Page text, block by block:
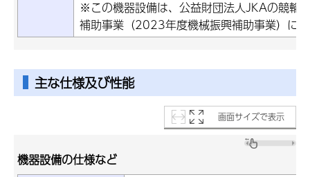
※この機器設備は、公益財団法人JKAの競輪
補助事業（2023年度機械振興補助事業）に
主な仕様及び性能
画面サイズで表示
機器設備の仕様など